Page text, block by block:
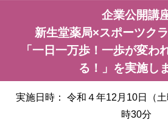
企業公開講
新生堂薬局×スポーツク
「一日一万歩！一歩が変わ
る！」を実施し
実施日時： 令和４年12月10日（
時30分